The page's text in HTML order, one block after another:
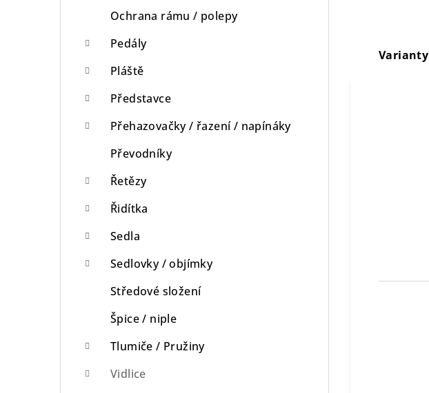
Ochrana rámu / polepy
Pedály
Pláště
Představce
Přehazovačky / řazení / napínáky
Převodníky
Řetězy
Řidítka
Sedla
Sedlovky / objímky
Středové složení
Špice / niple
Tlumiče / Pružiny
Vidlice
Varianty